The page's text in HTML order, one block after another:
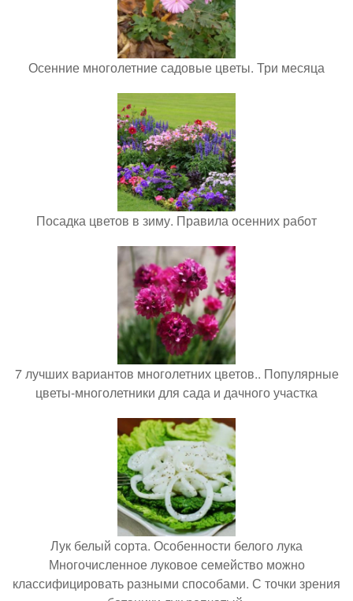
Осенние многолетние садовые цветы. Три месяца
Посадка цветов в зиму. Правила осенних работ
7 лучших вариантов многолетних цветов.. Популярные
цветы-многолетники для сада и дачного участка
Лук белый сорта. Особенности белого лука
Многочисленное луковое семейство можно
классифицировать разными способами. С точки зрения